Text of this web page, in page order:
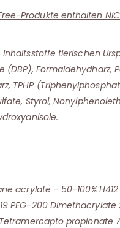
Produkte enthalten
Inhaltsstoffe tierischen
(DBP), Formaldehydharz,
TPHP
Styrol,
acrylate – 50-100%
PEG-200
propionate